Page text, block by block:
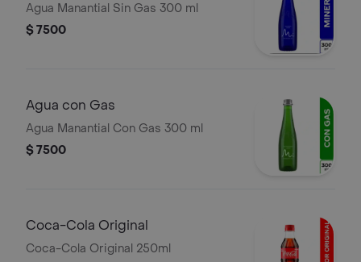
Agua Manantial Sin Gas 300 ml
$ 7500
Agua con Gas
Agua Manantial Con Gas 300 ml
$ 7500
Coca-Cola Original
Coca-Cola Original 250ml